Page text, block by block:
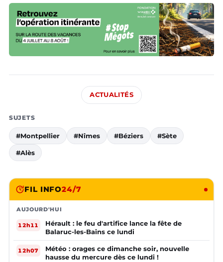
ACTUALITÉS
SUJETS
#Montpellier #Nîmes #Béziers #Sète
#Alès
FIL INFO24/7
AUJOURD'HUI
12h11
Hérault : le feu d'artifice lance la fête de
Balaruc-les-Bains ce lundi
12h07
Météo : orages ce dimanche soir, nouvelle
hausse du mercure dès ce lundi !